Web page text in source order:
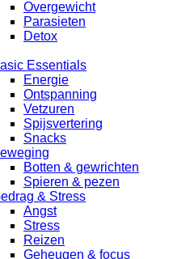
Overgewicht
Parasieten
Detox
Essentials
Energie
Ontspanning
Vetzuren
Spijsvertering
Snacks
Botten & gewrichten
Spieren & pezen
& Stress
Angst
Stress
Reizen
Geheugen & focus